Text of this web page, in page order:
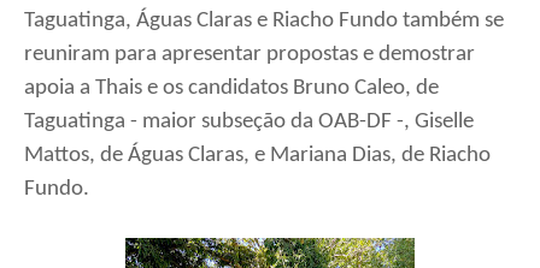
Taguatinga, Águas Claras e Riacho Fundo também se
reuniram para apresentar propostas e demostrar
apoia a Thais e os candidatos Bruno Caleo, de
Taguatinga - maior subseção da OAB-DF -, Giselle
Mattos, de Águas Claras, e Mariana Dias, de Riacho
Fundo.